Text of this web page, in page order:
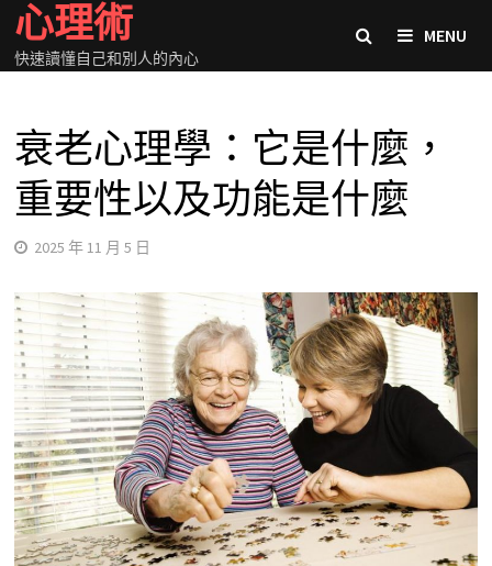
Skip
content
心理術
快速讀懂自己和別人的內心
MENU
衰老心理學：它是什麼，
重要性以及功能是什麼
2025 年 11 月 5 日